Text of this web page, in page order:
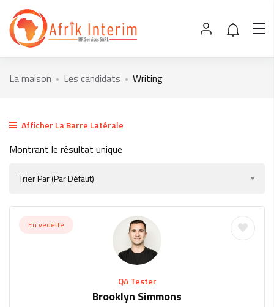
La maison Les candidats Writing
Afficher La Barre Latérale
Montrant le résultat unique
Trier Par (par Défaut)
En vedette
QA Tester
Brooklyn Simmons